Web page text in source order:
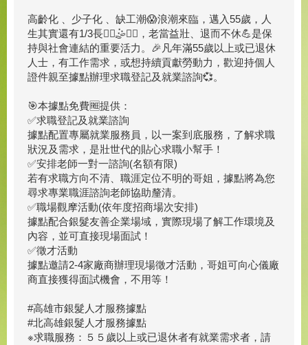
高齡化 、少子化 、缺工潮😱浪潮來臨，邁入55歲，人
生其實還有1/3長🤹‍♀️🤹🤹‍♂️，老當益壯、退而不休💪是保
持與社會連結的重要活力。🎉凡年滿55歲以上或已退休
人士，有工作需求，或想持續貢獻勞動力，歡迎持個人
證件親至據點辦理求職登記及就業諮詢💞。
🎯本據點免費🆓提供：
✅求職登記及就業諮詢
據點配置專屬就業服務員，以一案到底服務，了解求職
狀況及需求，是壯世代的貼心求職小幫手！
✅安排老師一對一諮詢(名額有限)
若有求職方向不清、職涯定位不明的哥姐，據點將為您
尋求專業職涯諮詢老師協助釐清。
✅職場觀摩活動(依年度招商場次安排)
據點配合銀髮友善企業場域，實際現場了解工作環境及
內容，並可直接現場面試！
✅徵才活動
據點邀請2-4家廠商辦理現場徵才活動，哥姐可向心儀廠
商直接獲得面試機會，不用等！
#高雄市銀髮人才服務據點
#北高雄銀髮人才服務據點
※求職服務：５５歲以上或已退休者有就業需求者，請